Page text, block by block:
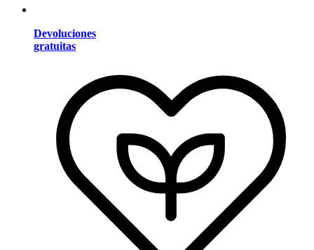
Devoluciones
gratuitas